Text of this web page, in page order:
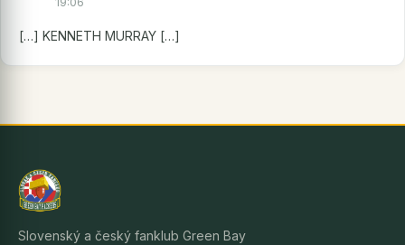
[…] KENNETH MURRAY […]
Slovenský a český fanklub Green Bay